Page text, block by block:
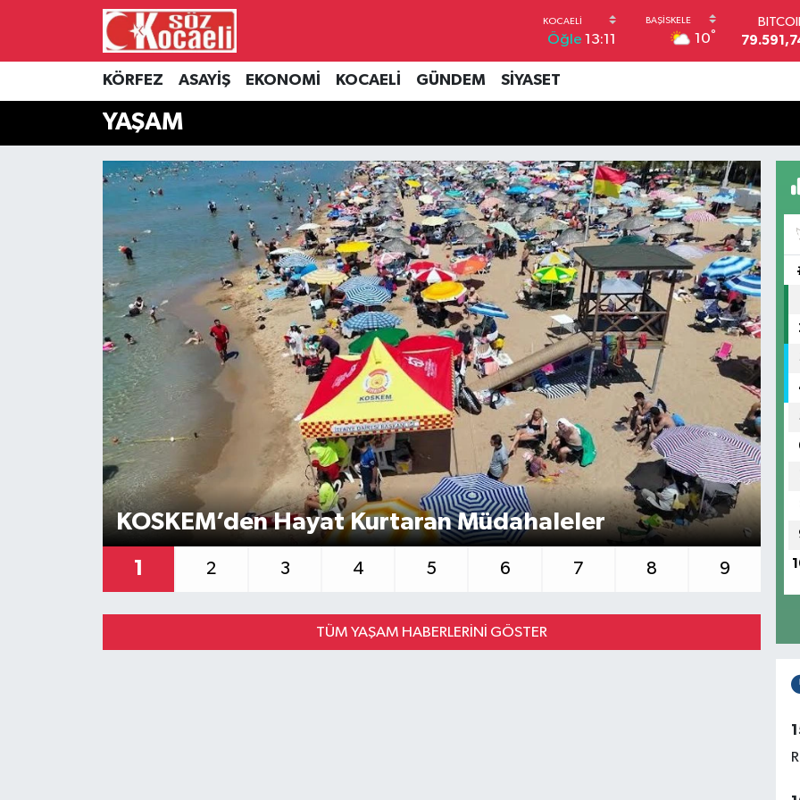
Öğle 13:11 10°
KÖRFEZ ASAYİŞ EKONOMİ KOCAELİ GÜNDEM SİYASET
YAŞAM
KOSKEM’den Hayat Kurtaran Müdahaleler
1 2 3 4 5 6 7 8 9
TÜM YAŞAM HABERLERINI GÖSTER
Kocaeli Nöbetçi Eczaneler
Kocaeli Hava Durumu
Kocaeli Namaz Vakitleri
Kocaeli Trafik Yoğunluk Haritası
Süper Lig Puan Durumu ve Fikstür
Tüm Manşetler
Son Dakika Haberleri
Haber Arşivi